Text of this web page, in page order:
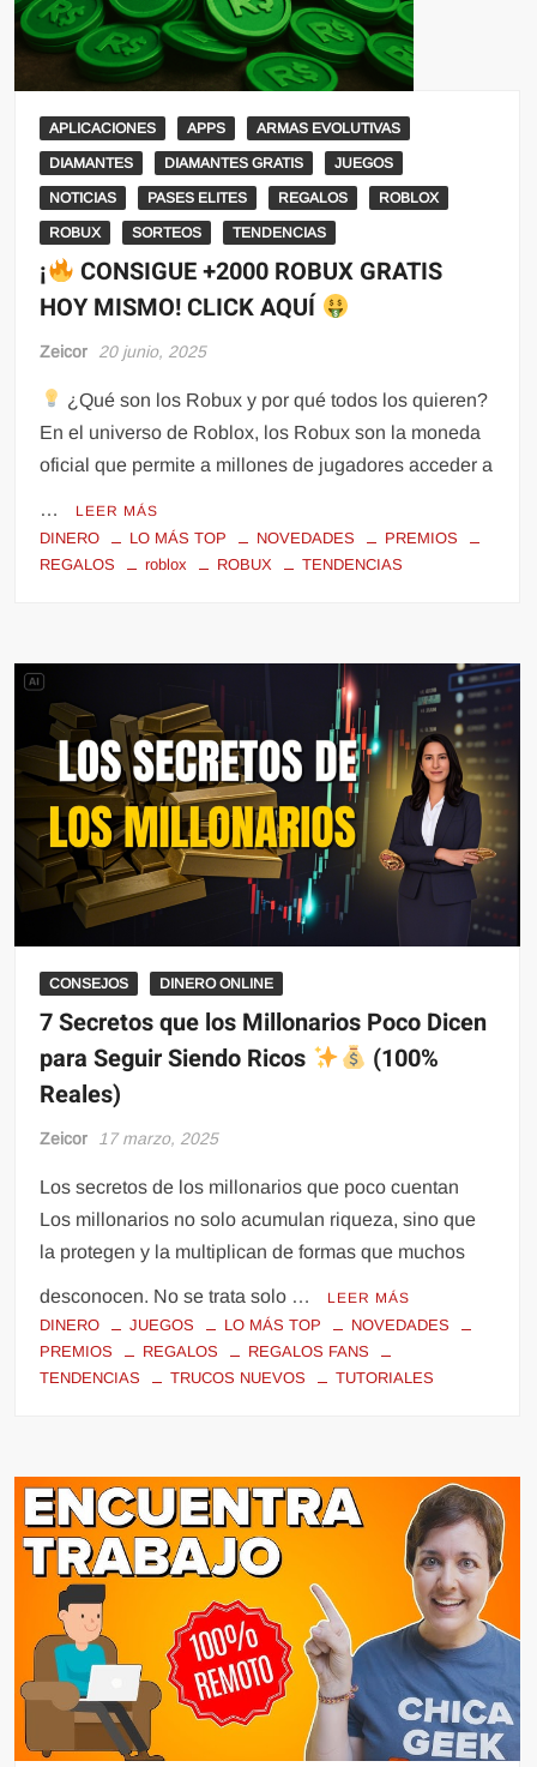
APLICACIONES APPS ARMAS EVOLUTIVAS
DIAMANTES DIAMANTES GRATIS JUEGOS
NOTICIAS PASES ELITES REGALOS ROBLOX
ROBUX SORTEOS TENDENCIAS
¡
CONSIGUE +2000 ROBUX GRATIS
HOY MISMO! CLICK AQUÍ
Zeicor 20 junio, 2025
¿Qué son los Robux y por qué todos los quieren?
En el universo de Roblox, los Robux son la moneda
oficial que permite a millones de jugadores acceder a
… LEER MÁS
DINERO LO MÁS TOP NOVEDADES
PREMIOS
REGALOS
roblox ROBUX TENDENCIAS
CONSEJOS DINERO ONLINE
7 Secretos que los Millonarios Poco Dicen
para Seguir Siendo Ricos
(100%
Reales)
Zeicor 17 marzo, 2025
Los secretos de los millonarios que poco cuentan
Los millonarios no solo acumulan riqueza, sino que
la protegen y la multiplican de formas que muchos
desconocen. No se trata solo … LEER MÁS
DINERO JUEGOS LO MÁS TOP
NOVEDADES
PREMIOS
REGALOS
REGALOS FANS
TENDENCIAS
TRUCOS NUEVOS TUTORIALES